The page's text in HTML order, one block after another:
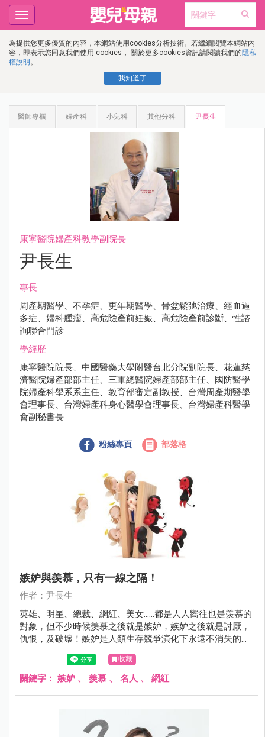
為提供您更多優質的內容，本網站使用cookies分析技術。若繼續閱覽本網站內
容，即表示您同意我們使用 cookies， 關於更多cookies資訊請閱讀我們的隱私
權說明 。
我知道了
Toggle
navigation
醫師專欄 婦產科 小兒科 其他分科 尹長生
康寧醫院婦產科教學副院長
尹長生
專長
周產期醫學、不孕症、更年期醫學、骨盆鬆弛治療、經血過
多症、婦科腫瘤、高危險產前妊娠、高危險產前診斷、性諮
詢聯合門診
學經歷
康寧醫院院長、中國醫藥大學附醫台北分院副院長、花蓮慈
濟醫院婦產部部主任、三軍總醫院婦產部部主任、國防醫學
院婦產科學系系主任、教育部審定副教授、台灣周產期醫學
會理事長、台灣婦產科身心醫學會理事長、台灣婦產科醫學
會副秘書長
粉絲專頁 部落格
嫉妒與羨慕，只有一線之隔！
作者：尹長生
英雄、明星、總裁、網紅、美女.…..都是人人嚮往也是羡慕的
對象，但不少時候羡慕之後就是嫉妒，嫉妒之後就是討厭，
仇恨，及破壞！嫉妒是人類生存競爭演化下永遠不消失的結
收藏
關鍵字： 嫉妒 、 羨慕 、 名人 、 網紅